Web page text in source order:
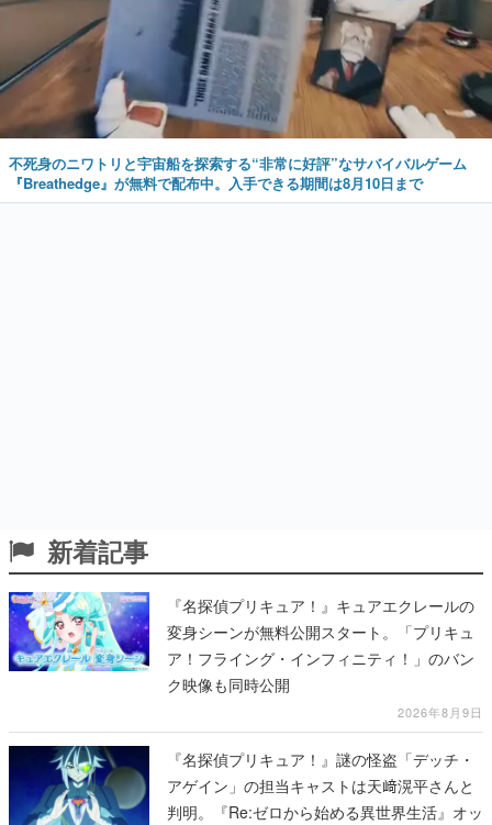
不死身のニワトリと宇宙船を探索する“非常に好評”なサバイバルゲーム
『Breathedge』が無料で配布中。入手できる期間は8月10日まで
新着記事
『名探偵プリキュア！』キュアエクレールの
変身シーンが無料公開スタート。「プリキュ
ア！フライング・インフィニティ！」のバン
ク映像も同時公開
2026年8月9日
『名探偵プリキュア！』謎の怪盗「デッチ・
アゲイン」の担当キャストは天﨑滉平さんと
判明。『Re:ゼロから始める異世界生活』オッ